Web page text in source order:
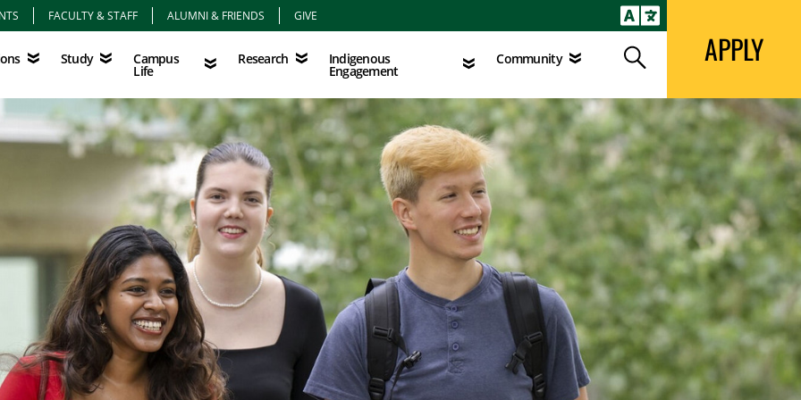
FACULTY & STAFF ALUMNI & FRIENDS GIVE
Study Campus
Life
Research Indigenous
Engagement
Community Search
Study Campus Life Research Indigenous Engagement Search APPLY
APPLY